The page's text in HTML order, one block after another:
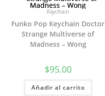
Keychain
Funko Pop Keychain Doctor
Strange Multiverse of
Madness – Wong
$95.00
Añadir al carrito